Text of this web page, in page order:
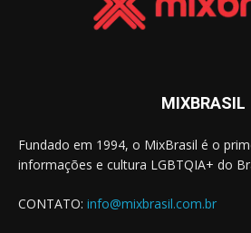
MIXBRASIL
Fundado em 1994, o MixBrasil é o
informações e cultura LGBTQIA+ do
CONTATO: info@mixbrasil.com.br